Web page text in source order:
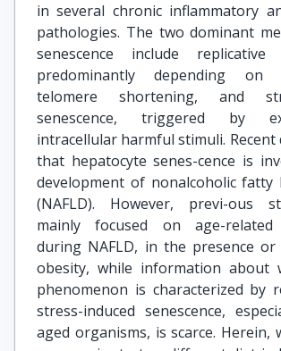
in several chronic inflammatory
pathologies. The two dominant
senescence include replicative
predominantly depending on
telomere shortening, and
senescence, triggered by
intracellular harmful stimuli. Recent
that hepatocyte senes-cence is
development of nonalcoholic fatty
(NAFLD). However, previ-ous
mainly focused on age-related
during NAFLD, in the presence
obesity, while information about
phenomenon is characterized by
stress-induced senescence,
aged organisms, is scarce. Herein,